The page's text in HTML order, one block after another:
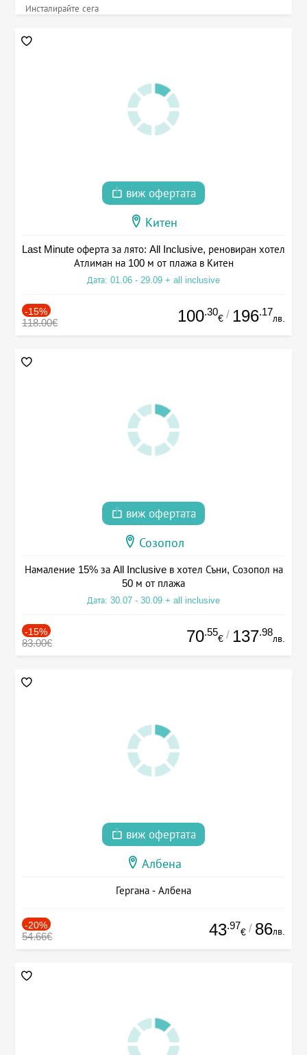
Инсталирайте сега
виж офертата
Китен
Last Minute оферта за лято: All Inclusive, реновиран хотел
Атлиман на 100 м от плажа в Китен
Дата: 01.06 - 29.09 + all inclusive
-15%
118.00€ 100.30
€ / 196.17
лв.
виж офертата
Созопол
Намаление 15% за All Inclusive в хотел Съни, Созопол на
50 м от плажа
Дата: 30.07 - 30.09 + all inclusive
-15%
83.00€ 70.55
€ / 137.98
лв.
виж офертата
Албена
Гергана - Албена
-20%
54.66€ 43.97
€ / 86лв.